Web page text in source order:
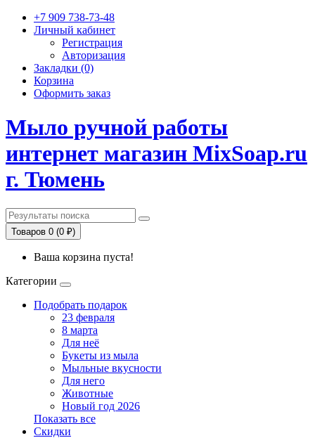
+7 909 738-73-48
Личный кабинет
Регистрация
Авторизация
Закладки (0)
Корзина
Оформить заказ
Мыло ручной работы
интернет магазин MixSoap.ru
г. Тюмень
Товаров 0 (0 ₽)
Ваша корзина пуста!
Категории
Подобрать подарок
23 февраля
8 марта
Для неё
Букеты из мыла
Мыльные вкусности
Для него
Животные
Новый год 2026
Показать все
Скидки